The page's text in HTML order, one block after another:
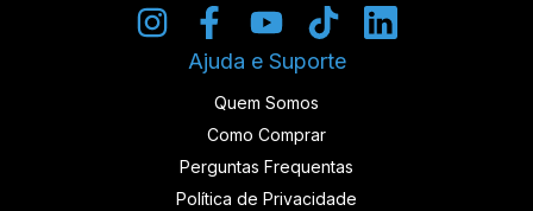
Ajuda e Suporte
Quem Somos
Como Comprar
Perguntas Frequentas
Política de Privacidade